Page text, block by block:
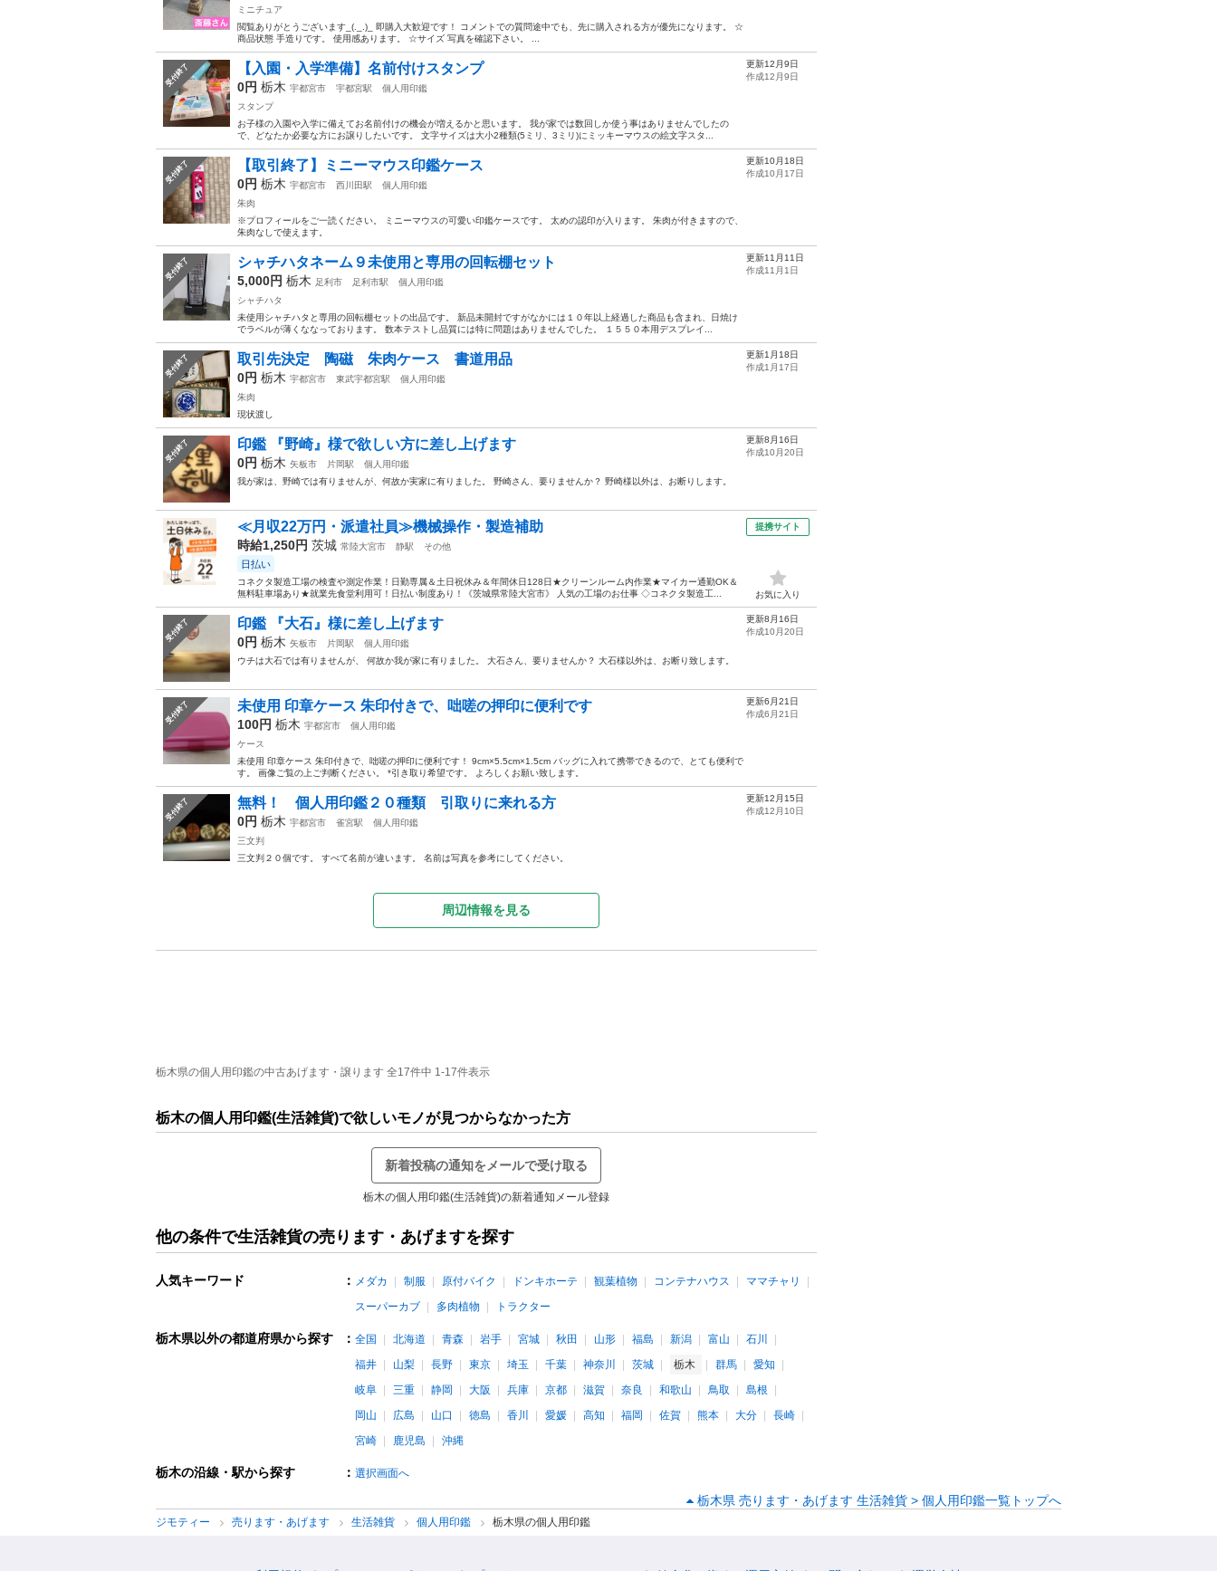
ミニチュア
閲覧ありがとうございます_(._.)_ 即購入大歓迎です！ コメントでの質問途中でも、先に購入される方が優先になります。 ☆
商品状態 手造りです。 使用感あります。 ☆サイズ 写真を確認下さい。 ...
受付終了 【入園・入学準備】名前付けスタンプ
0円 栃木 宇都宮市 宇都宮駅
個人用印鑑
スタンプ
お子様の入園や入学に備えてお名前付けの機会が増えるかと思います。 我が家では数回しか使う事はありませんでしたの
で、どなたか必要な方にお譲りしたいです。 文字サイズは大小2種類(5ミリ、3ミリ)にミッキーマウスの絵文字スタ...
更新12月9日
作成12月9日
受付終了 【取引終了】ミニーマウス印鑑ケース
0円 栃木 宇都宮市 西川田駅
個人用印鑑
朱肉
※プロフィールをご一読ください。 ミニーマウスの可愛い印鑑ケースです。 太めの認印が入ります。 朱肉が付きますので、
朱肉なしで使えます。
更新10月18日
作成10月17日
受付終了 シャチハタネーム９未使用と専用の回転棚セット
5,000円 栃木 足利市 足利市駅
個人用印鑑
シャチハタ
未使用シャチハタと専用の回転棚セットの出品です。 新品未開封ですがなかには１０年以上経過した商品も含まれ、日焼け
でラベルが薄くななっております。 数本テストし品質には特に問題はありませんでした。 １５５０本用デスプレイ...
更新11月11日
作成11月1日
受付終了 取引先決定 陶磁 朱肉ケース 書道用品
0円 栃木 宇都宮市 東武宇都宮駅
個人用印鑑
朱肉
現状渡し
更新1月18日
作成1月17日
受付終了 印鑑 『野崎』様で欲しい方に差し上げます
0円 栃木 矢板市 片岡駅
個人用印鑑
我が家は、野崎では有りませんが、何故か実家に有りました。 野崎さん、要りませんか？ 野崎様以外は、お断りします。
更新8月16日
作成10月20日
≪月収22万円・派遣社員≫機械操作・製造補助
時給1,250円 茨城 常陸大宮市 静駅 その他
日払い
コネクタ製造工場の検査や測定作業！日勤専属＆土日祝休み＆年間休日128日★クリーンルーム内作業★マイカー通勤OK＆
無料駐車場あり★就業先食堂利用可！日払い制度あり！《茨城県常陸大宮市》 人気の工場のお仕事 ◇コネクタ製造工...
提携サイト
お気に入り
受付終了 印鑑 『大石』様に差し上げます
0円 栃木 矢板市 片岡駅
個人用印鑑
ウチは大石では有りませんが、 何故か我が家に有りました。 大石さん、要りませんか？ 大石様以外は、お断り致します。
更新8月16日
作成10月20日
受付終了 未使用 印章ケース 朱印付きで、咄嗟の押印に便利です
100円 栃木 宇都宮市
個人用印鑑
ケース
未使用 印章ケース 朱印付きで、咄嗟の押印に便利です！ 9cm×5.5cm×1.5cm バッグに入れて携帯できるので、とても便利で
す。 画像ご覧の上ご判断ください。 *引き取り希望です。 よろしくお願い致します。
更新6月21日
作成6月21日
受付終了 無料！ 個人用印鑑２０種類 引取りに来れる方
0円 栃木 宇都宮市 雀宮駅
個人用印鑑
三文判
三文判２０個です。 すべて名前が違います。 名前は写真を参考にしてください。
更新12月15日
作成12月10日
周辺情報を見る
栃木県の個人用印鑑の中古あげます・譲ります 全17件中 1-17件表示
栃木の個人用印鑑(生活雑貨)で欲しいモノが見つからなかった方
新着投稿の通知をメールで受け取る
栃木の個人用印鑑(生活雑貨)の新着通知メール登録
他の条件で生活雑貨の売ります・あげますを探す
人気キーワード ： メダカ 制服 原付バイク ドンキホーテ 観葉植物 コンテナハウス
ママチャリ
スーパーカブ
多肉植物 トラクター
栃木県以外の都道府県から探す ： 全国 北海道 青森 岩手 宮城 秋田 山形 福島 新潟 富山
石川
福井
山梨 長野 東京 埼玉 千葉 神奈川 茨城 栃木 群馬
愛知
岐阜
三重 静岡 大阪 兵庫 京都 滋賀 奈良 和歌山 鳥取
島根
岡山
広島 山口 徳島 香川 愛媛 高知 福岡 佐賀 熊本 大分
長崎
宮崎
鹿児島 沖縄
栃木の沿線・駅から探す ： 選択画面へ
栃木県 売ります・あげます 生活雑貨 > 個人用印鑑一覧トップへ
ジモティー 売ります・あげます 生活雑貨 個人用印鑑 栃木県の個人用印鑑